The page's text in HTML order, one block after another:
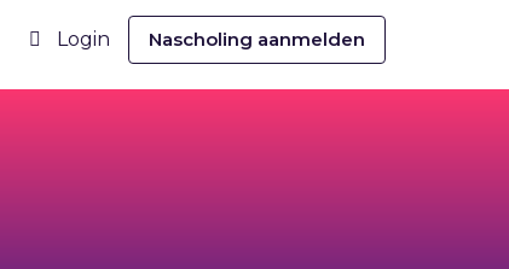
Login Nascholing aanmelden